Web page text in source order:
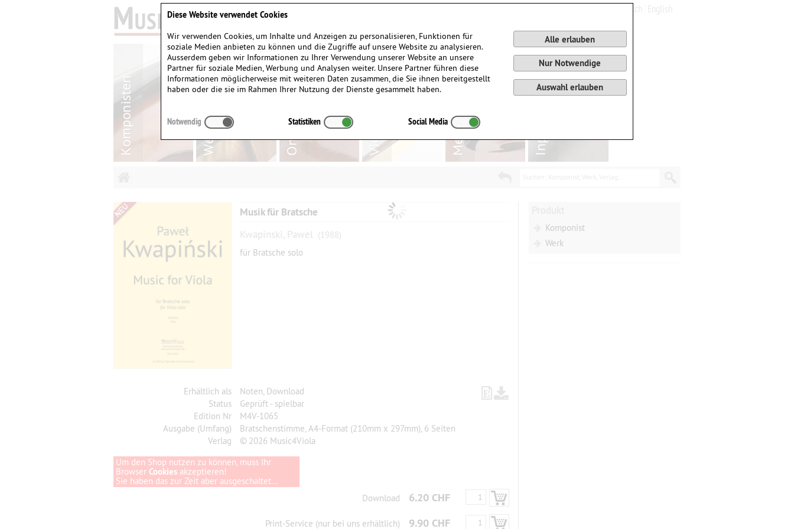
Musik für Bratsche
Kwapinski, Pawel (1988)
für Bratsche solo
Erhältlich als
Noten, Download
Status
Geprüft - spielbar
Edition Nr
M4V-1065
Ausgabe (Umfang)
Bratschenstimme, A4-Format (210mm x 297mm), 6 Seiten
Verlag
© 2026 Music4Viola
Um den Shop nutzen zu können, muss Ihr
Browser Cookies akzeptieren!
Sie haben das zur Zeit aber ausgeschaltet...
Download
6.20 CHF
Print-Service (nur bei uns erhältlich) 9.90 CHF
Komponist
Werk
Diese Website verwendet Cookies
Wir verwenden Cookies, um Inhalte und Anzeigen zu personalisieren, Funktionen für
soziale Medien anbieten zu können und die Zugriffe auf unsere Website zu analysieren.
Ausserdem geben wir Informationen zu Ihrer Verwendung unserer Website an unsere
Partner für soziale Medien, Werbung und Analysen weiter. Unsere Partner führen diese
Informationen möglicherweise mit weiteren Daten zusammen, die Sie ihnen bereitgestellt
haben oder die sie im Rahmen Ihrer Nutzung der Dienste gesammelt haben.
Alle erlauben
Nur Notwendige
Auswahl erlauben
Notwendig Statistiken Social Media